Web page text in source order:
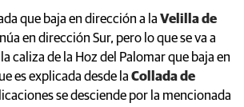
que baja en dirección a la Velilla de
en dirección Sur, pero lo que se va a
caliza de la Hoz del Palomar que baja en
es explicada desde la Collada de
se desciende por la mencionada